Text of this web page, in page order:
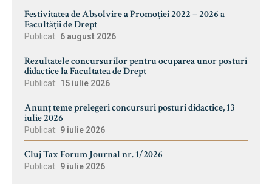
Festivitatea de Absolvire a Promoției 2022 – 2026 a
Facultății de Drept
Publicat: 6 august 2026
Rezultatele concursurilor pentru ocuparea unor posturi
didactice la Facultatea de Drept
Publicat: 15 iulie 2026
Anunț teme prelegeri concursuri posturi didactice, 13
iulie 2026
Publicat: 9 iulie 2026
Cluj Tax Forum Journal nr. 1/2026
Publicat: 9 iulie 2026